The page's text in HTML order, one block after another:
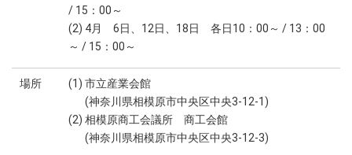
/ 15：00～
(2) 4月 6日、12日、18日 各日10：00～ / 13：00
～ / 15：00～
場所
(1) 市立産業会館
(神奈川県相模原市中央区中央3-12-1)
(2) 相模原商工会議所 商工会館
(神奈川県相模原市中央区中央3-12-3)